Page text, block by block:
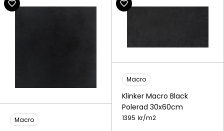
Macro
Macro
Klinker Macro Black
Polerad 30x60cm
1395 kr/m2